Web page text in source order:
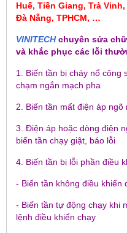
Huế, Tiền Giang, Trà
Đà Nẵng, TPHCM, …
VINITECHchuyên sửa
và khắc phục các lỗi
1. Biến tần bị cháy nổ công
chạm ngắn mạch pha
2. Biến tần mất điện áp ngõ
3. Điện áp hoặc dòng điện
biến tần chạy giật, báo lỗi
4. Biến tần bị lỗi phần điều
- Biến tần không điều khiển
- Biến tần tự động chạy khi
lệnh điều khiển chạy